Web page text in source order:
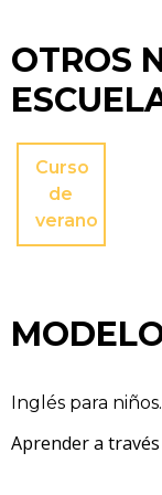
OTROS
Curso
de
verano
Inglés para niños.
Aprender a